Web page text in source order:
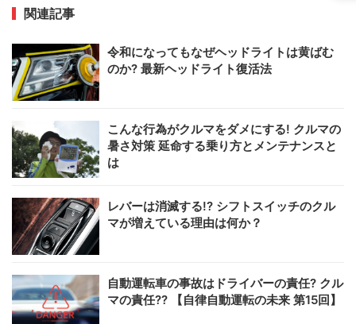
関連記事
令和になってもなぜヘッドライトは黄ばむ
のか? 最新ヘッドライト復活法
こんな行為がクルマをダメにする! クルマの
暑さ対策 延命する乗り方とメンテナンスと
は
レバーは消滅する!? シフトスイッチのクル
マが増えている理由は何か？
自動運転車の事故はドライバーの責任? クル
マの責任?? 【自律自動運転の未来 第15回】